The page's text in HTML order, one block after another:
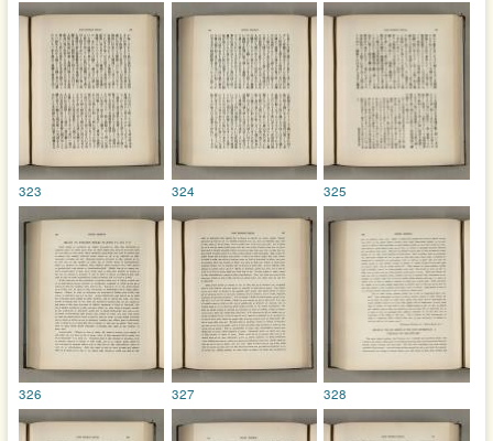
323 324 325
326 327 328